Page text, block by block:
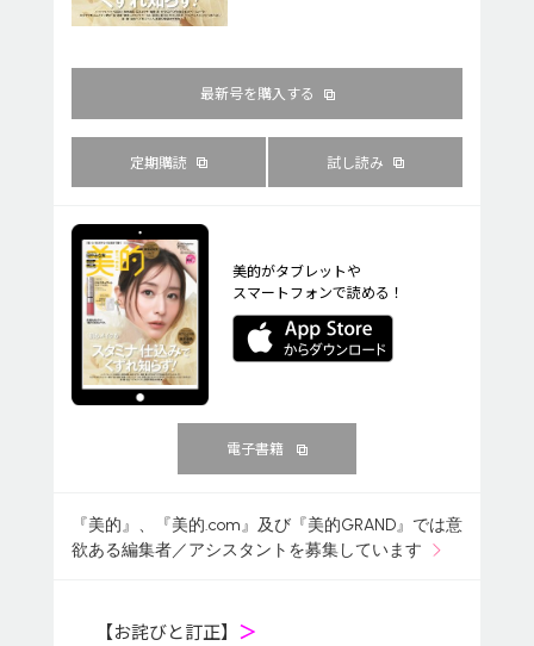
最新号を購入する
定期購読 試し読み
美的がタブレットや
スマートフォンで読める！
電子書籍
『美的』、『美的.com』及び『美的GRAND』では意
欲ある編集者／アシスタントを募集しています
【お詫びと訂正】 ＞